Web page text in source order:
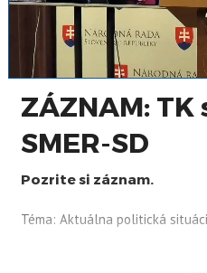
ZÁZNAM:
SMER-SD
Pozrite si záznam.
Téma: Aktuálna politická